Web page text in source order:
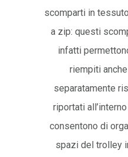
scomparti in
a zip: questi
infatti
riempiti
separatamente
riportati
consentono di
spazi del trolley